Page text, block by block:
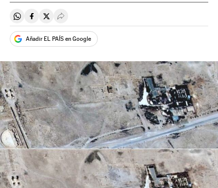
Compartir en Whatsapp
Compartir en Facebook
Compartir en Twitter
Desplegar Redes Sociales
Añadir EL PAÍS en Google